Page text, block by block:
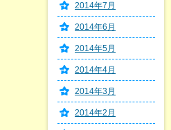
2014年7月
2014年6月
2014年5月
2014年4月
2014年3月
2014年2月